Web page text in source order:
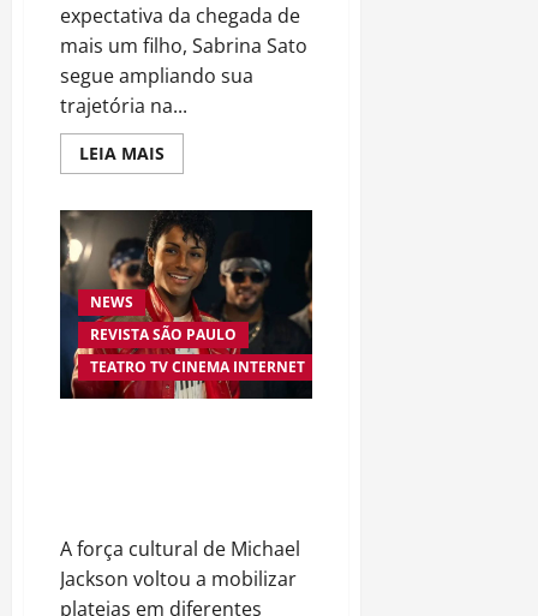
expectativa da chegada de
mais um filho, Sabrina Sato
segue ampliando sua
trajetória na...
LEIA MAISRead
more
Sato
aposta
em
reality
emocionante
para
incentivar
a
adoção
responsável
de
cães
NEWS
REVISTA SÃO PAULO
TEATRO TV CINEMA INTERNET
A força cultural de Michael
Jackson voltou a mobilizar
plateias em diferentes